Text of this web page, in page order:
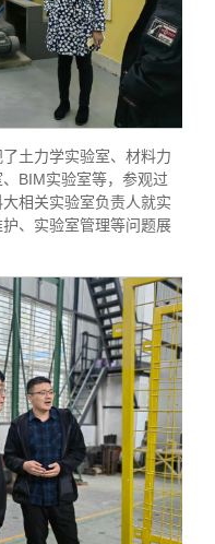
土力学实验室、材料力
BIM实验室等，参观过
相关实验室负责人就实
、实验室管理等问题展